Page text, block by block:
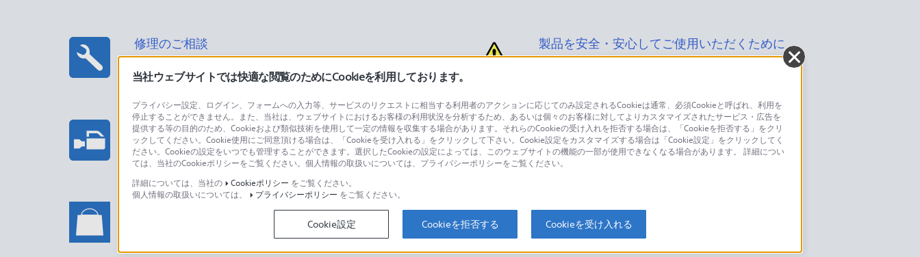
修理のご相談 製品を安全・安心してご使用いただくために
プロフェッショナル/業務用製品に関するお問い合わせ
法人のお客様はこちら
製品に関するお問い合わせ
個人のお客様はこちら
ソニーストアでのお買い物に関するご利用ガイド・お問
ソニーストアのご利用方法・サービスに関してのご案内はこちら
海外仕様製品
オーバーシーズモデルに関してのご案内はこちら
当社ウェブサイトでは快適な閲覧のためにCookieを利用しております。
プライバシー設定、ログイン、フォームへの入力等、サービスのリクエストに相当する利用者のアクションに応じてのみ設定されるCookieは通常、必須Cookieと呼ばれ、利用を
停止することができません。また、当社は、ウェブサイトにおけるお客様の利用状況を分析するため、あるいは個々のお客様に対してよりカスタマイズされたサービス・広告を
提供する等の目的のため、Cookieおよび類似技術を使用して一定の情報を収集する場合があります。それらのCookieの受け入れを拒否する場合は、「Cookieを拒否する」をクリ
ックしてください。Cookie使用にご同意頂ける場合は、「Cookieを受け入れる」をクリックして下さい。Cookie設定をカスタマイズする場合は「Cookie設定」をクリックしてく
ださい。Cookieの設定をいつでも管理することができます。選択したCookieの設定によっては、このウェブサイトの機能の一部が使用できなくなる場合があります。 詳細につい
ては、当社のCookieポリシーをご覧ください。個人情報の取扱いについては、プライバシーポリシーをご覧ください。
詳細については、当社の
Cookieポリシー をご覧ください。
個人情報の取扱いについては、
プライバシーポリシー をご覧ください。
Cookie設定 Cookieを拒否する Cookieを受け入れる